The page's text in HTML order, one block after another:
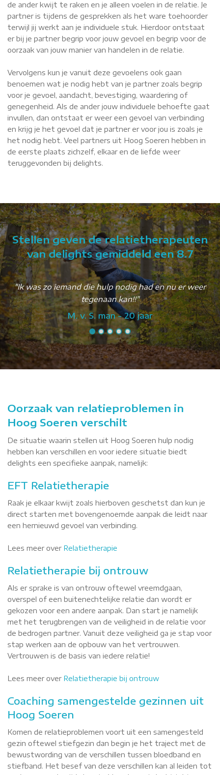
de ander kwijt te raken en je alleen voelen in de relatie. Je
partner is tijdens de gesprekken als het ware toehoorder
terwijl jij werkt aan je individuele stuk. Hierdoor ontstaat
er bij je partner begrip voor jouw gevoel en begrip voor de
oorzaak van jouw manier van handelen in de relatie.
Vervolgens kun je vanuit deze gevoelens ook gaan
benoemen wat je nodig hebt van je partner zoals begrip
voor je gevoel, aandacht, bevestiging, waardering of
genegenheid. Als de ander jouw individuele behoefte gaat
invullen, dan ontstaat er weer een gevoel van verbinding
en krijg je het gevoel dat je partner er voor jou is zoals je
het nodig hebt. Veel partners uit Hoog Soeren hebben in
de eerste plaats zichzelf, elkaar en de liefde weer
teruggevonden bij delights.
Stellen geven de relatietherapeuten
van delights gemiddeld een 8.7
"Ik was zo iemand die hulp nodig had en nu er weer
tegenaan kan!!"
M. v. S. man - 20 jaar
Oorzaak van relatieproblemen in
Hoog Soeren verschilt
De situatie waarin stellen uit Hoog Soeren hulp nodig
hebben kan verschillen en voor iedere situatie biedt
delights een specifieke aanpak, namelijk:
EFT Relatietherapie
Raak je elkaar kwijt zoals hierboven geschetst dan kun je
direct starten met bovengenoemde aanpak die leidt naar
een hernieuwd gevoel van verbinding.
Lees meer over Relatietherapie
Relatietherapie bij ontrouw
Als er sprake is van ontrouw oftewel vreemdgaan,
overspel of een buitenechtelijke relatie dan wordt er
gekozen voor een andere aanpak. Dan start je namelijk
met het terugbrengen van de veiligheid in de relatie voor
de bedrogen partner. Vanuit deze veiligheid ga je stap voor
stap werken aan de opbouw van het vertrouwen.
Vertrouwen is de basis van iedere relatie!
Lees meer over Relatietherapie bij ontrouw
Coaching samengestelde gezinnen uit
Hoog Soeren
Komen de relatieproblemen voort uit een samengesteld
gezin oftewel stiefgezin dan begin je het traject met de
bewustwording van de verschillen tussen bloedband en
stiefband. Het besef van deze verschillen kan al leiden tot